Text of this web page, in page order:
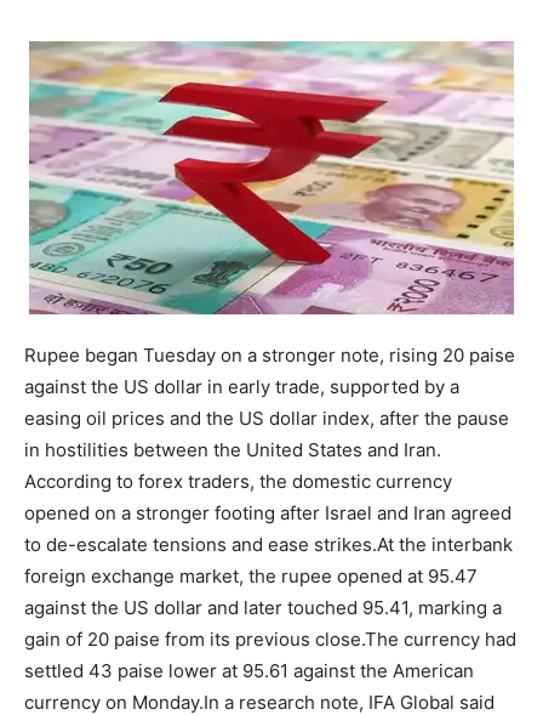
Rupee began Tuesday on a stronger note, rising 20 paise
against the US dollar in early trade, supported by a
easing oil prices and the US dollar index, after the pause
in hostilities between the United States and Iran.
According to forex traders, the domestic currency
opened on a stronger footing after Israel and Iran agreed
to de-escalate tensions and ease strikes.At the interbank
foreign exchange market, the rupee opened at 95.47
against the US dollar and later touched 95.41, marking a
gain of 20 paise from its previous close.The currency had
settled 43 paise lower at 95.61 against the American
currency on Monday.In a research note, IFA Global said